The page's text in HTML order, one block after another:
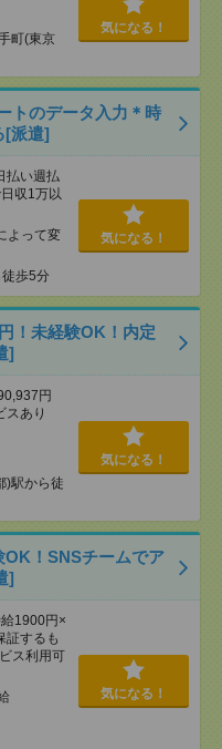
町(東京
気になる！
トのデータ入力＊時
[派遣]
い週払
収1万以
よって変
歩5分
気になる！
！未経験OK！内定
]
円
あり
)駅から徒
気になる！
OK！SNSチームでア
]
1900円×
するも
ス利用可
気になる！